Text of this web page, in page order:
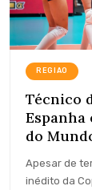
REGIAO
Técnico
Espanha
do
Apesar de
inédito da